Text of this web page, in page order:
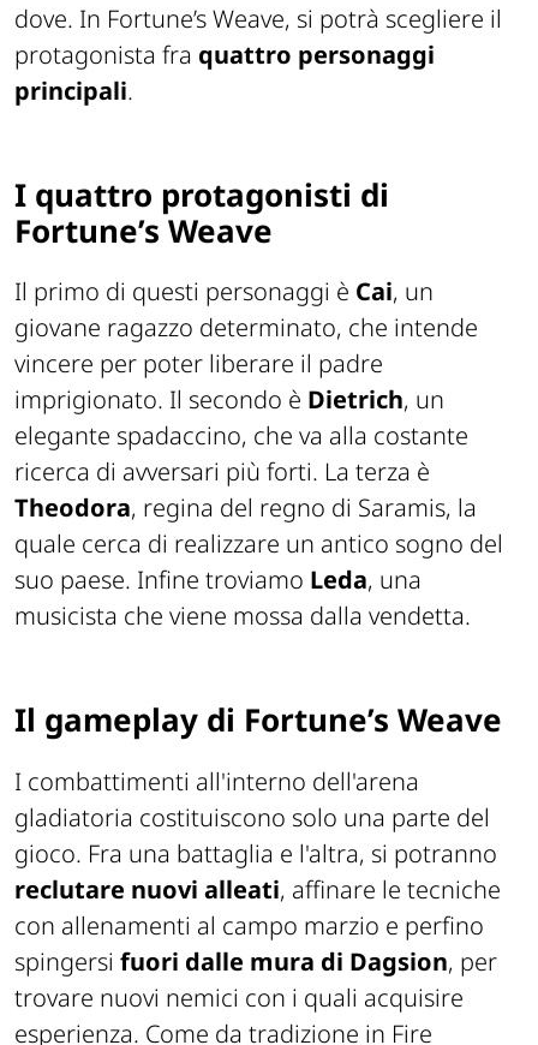
dove. In Fortune’s Weave, si potrà scegliere il
protagonista fra quattro personaggi
principali.
I quattro protagonisti di
Fortune’s Weave
Il primo di questi personaggi è Cai, un
giovane ragazzo determinato, che intende
vincere per poter liberare il padre
imprigionato. Il secondo è Dietrich, un
elegante spadaccino, che va alla costante
ricerca di avversari più forti. La terza è
Theodora, regina del regno di Saramis, la
quale cerca di realizzare un antico sogno del
suo paese. Infine troviamo Leda, una
musicista che viene mossa dalla vendetta.
Il gameplay di Fortune’s Weave
I combattimenti all'interno dell'arena
gladiatoria costituiscono solo una parte del
gioco. Fra una battaglia e l'altra, si potranno
reclutare nuovi alleati, affinare le tecniche
con allenamenti al campo marzio e perfino
spingersi fuori dalle mura di Dagsion, per
trovare nuovi nemici con i quali acquisire
esperienza. Come da tradizione in Fire